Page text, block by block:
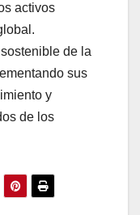
activos
de la
sus
y
de los